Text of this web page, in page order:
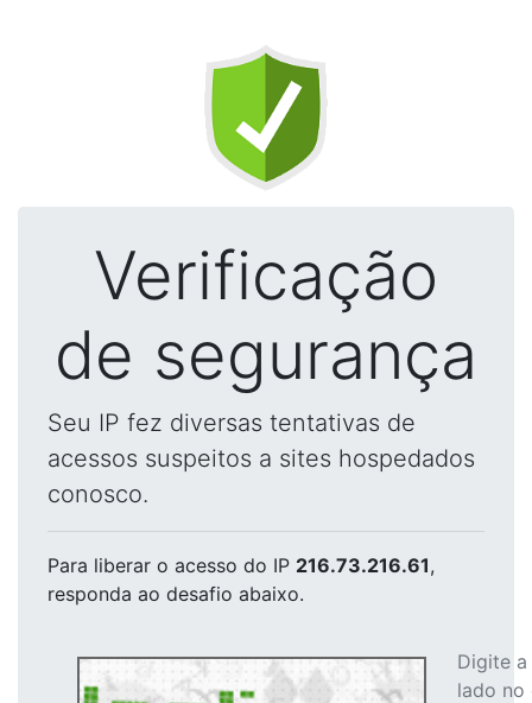
Verificação
de segurança
Seu IP fez diversas tentativas de
acessos suspeitos a sites hospedados
conosco.
Para liberar o acesso do IP 216.73.216.61,
responda ao desafio abaixo.
Digite
lado no